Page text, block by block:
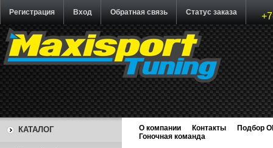
Регистрация Вход Обратная связь Статус заказа
КАТАЛОГ О компании Контакты
Подбор
Гоночная команда